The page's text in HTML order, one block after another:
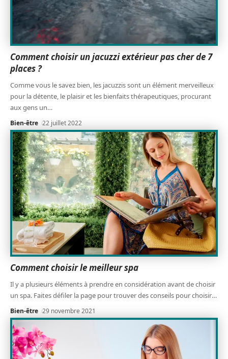
Comment choisir un jacuzzi extérieur pas cher de 7
places ?
Comme vous le savez bien, les jacuzzis sont un élément merveilleux
pour la détente, le plaisir et les bienfaits thérapeutiques, procurant
aux gens un…
Bien-être 22 juillet 2022
Comment choisir le meilleur spa
Il y a plusieurs éléments à prendre en considération avant de choisir
un spa. Faites défiler la page pour trouver des conseils pour choisir…
Bien-être 29 novembre 2021